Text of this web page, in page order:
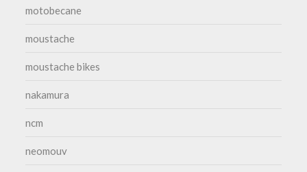
motobecane
moustache
moustache bikes
nakamura
ncm
neomouv